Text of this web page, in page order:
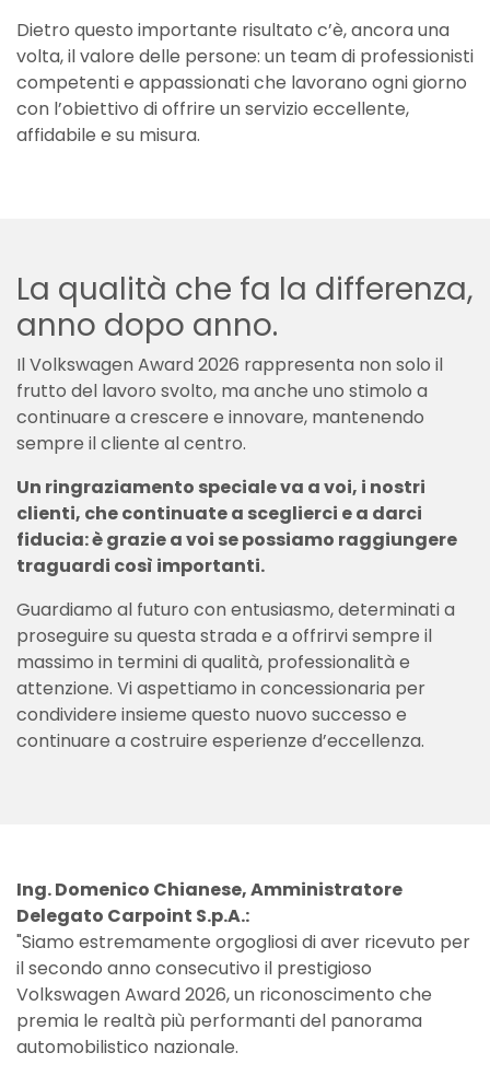
Dietro questo importante risultato c’è, ancora una
volta, il valore delle persone: un team di professionisti
competenti e appassionati che lavorano ogni giorno
con l’obiettivo di offrire un servizio eccellente,
affidabile e su misura.
La qualità che fa la differenza,
anno dopo anno.
Il Volkswagen Award 2026 rappresenta non solo il
frutto del lavoro svolto, ma anche uno stimolo a
continuare a crescere e innovare, mantenendo
sempre il cliente al centro.
Un ringraziamento speciale va a voi, i nostri
clienti, che continuate a sceglierci e a darci
fiducia: è grazie a voi se possiamo raggiungere
traguardi così importanti.
Guardiamo al futuro con entusiasmo, determinati a
proseguire su questa strada e a offrirvi sempre il
massimo in termini di qualità, professionalità e
attenzione. Vi aspettiamo in concessionaria per
condividere insieme questo nuovo successo e
continuare a costruire esperienze d’eccellenza.
Ing. Domenico Chianese, Amministratore
Delegato Carpoint S.p.A.:
"Siamo estremamente orgogliosi di aver ricevuto per
il secondo anno consecutivo il prestigioso
Volkswagen Award 2026, un riconoscimento che
premia le realtà più performanti del panorama
automobilistico nazionale.